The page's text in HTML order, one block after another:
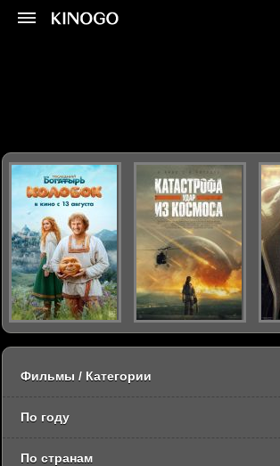
Фильмы / Категории
По году
По странам